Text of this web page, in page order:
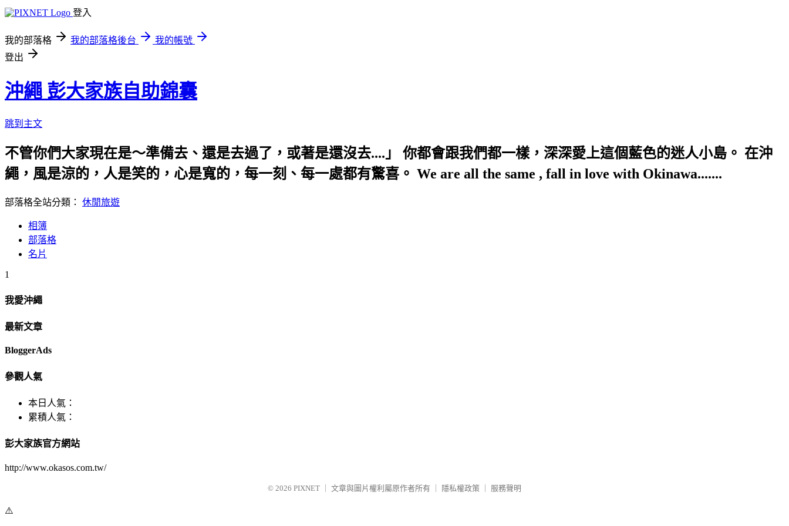
登入
我的部落格 我的部落格後台
我的帳號
登出
沖繩 彭大家族自助錦囊
跳到主文
不管你們大家現在是～準備去、還是去過了，或著是還沒去....」 你都會跟我們都一樣，深深愛上這個藍色的迷人小島。 在沖
繩，風是涼的，人是笑的，心是寬的，每一刻、每一處都有驚喜。 We are all the same , fall in love with Okinawa.......
部落格全站分類： 休閒旅遊
相簿
部落格
名片
1
我愛沖繩
最新文章
BloggerAds
參觀人氣
本日人氣：
累積人氣：
彭大家族官方網站
http://www.okasos.com.tw/
© 2026 PIXNET 文章與圖片權利屬原作者所有 隱私權政策 服務聲明
⚠️